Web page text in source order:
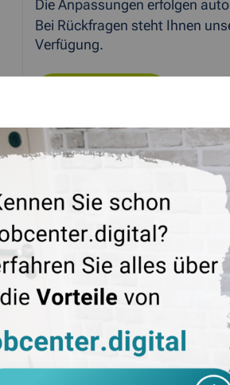
Die Anpassungen erfolgen
Bei Rückfragen steht Ihnen
Verfügung.